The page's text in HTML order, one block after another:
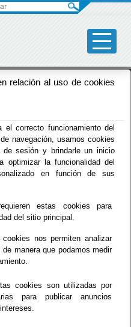
relación al uso de cookies
correcto funcionamiento del
navegación, usamos cookies
sesión y brindarle un inicio
optimizar la funcionalidad del
en función de sus
estas cookies para
del sitio principal.
cookies nos permiten analizar
manera que podamos medir
cookies son utilizadas por
para publicar anuncios
no existe.
interés